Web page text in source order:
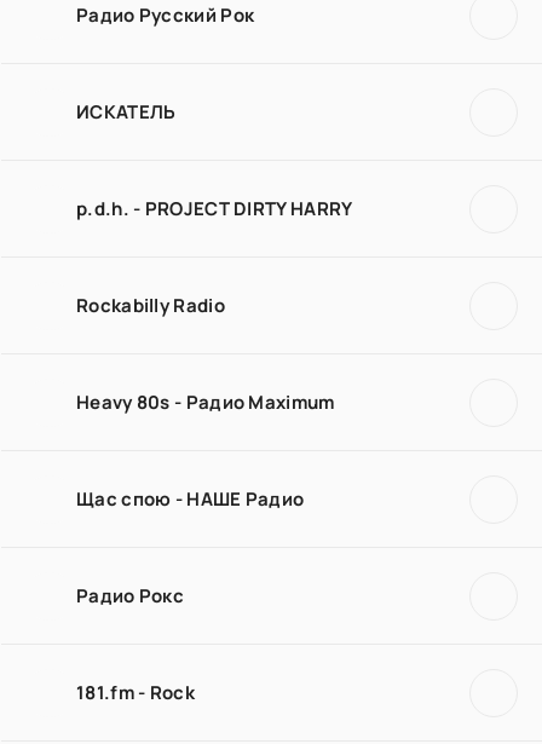
Радио Русский Рок
ИСКАТЕЛЬ
p.d.h. - PROJECT DIRTY HARRY
Rockabilly Radio
Heavy 80s - Радио Maximum
Щас спою - НАШЕ Радио
Радио Рокс
181.fm - Rock